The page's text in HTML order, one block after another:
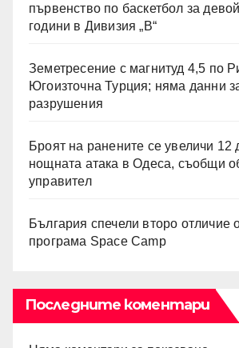
първенство по баскетбол за
години в Дивизия „В“
Земетресение с магнитуд 4,5 по
Югоизточна Турция; няма данни
разрушения
Броят на ранените се увеличи 12
нощната атака в Одеса, съобщи
управител
България спечели второ отличие
програма Space Camp
Последните коментари